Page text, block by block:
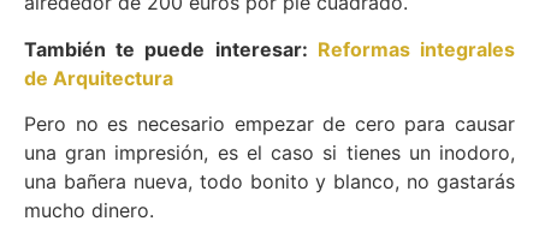
También te puede interesar: Reformas integrales
de Arquitectura
Pero no es necesario empezar de cero para causar
una gran impresión, es el caso si tienes un inodoro,
una bañera nueva, todo bonito y blanco, no gastarás
mucho dinero.